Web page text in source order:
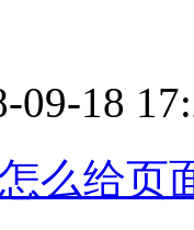
09-18
么给页